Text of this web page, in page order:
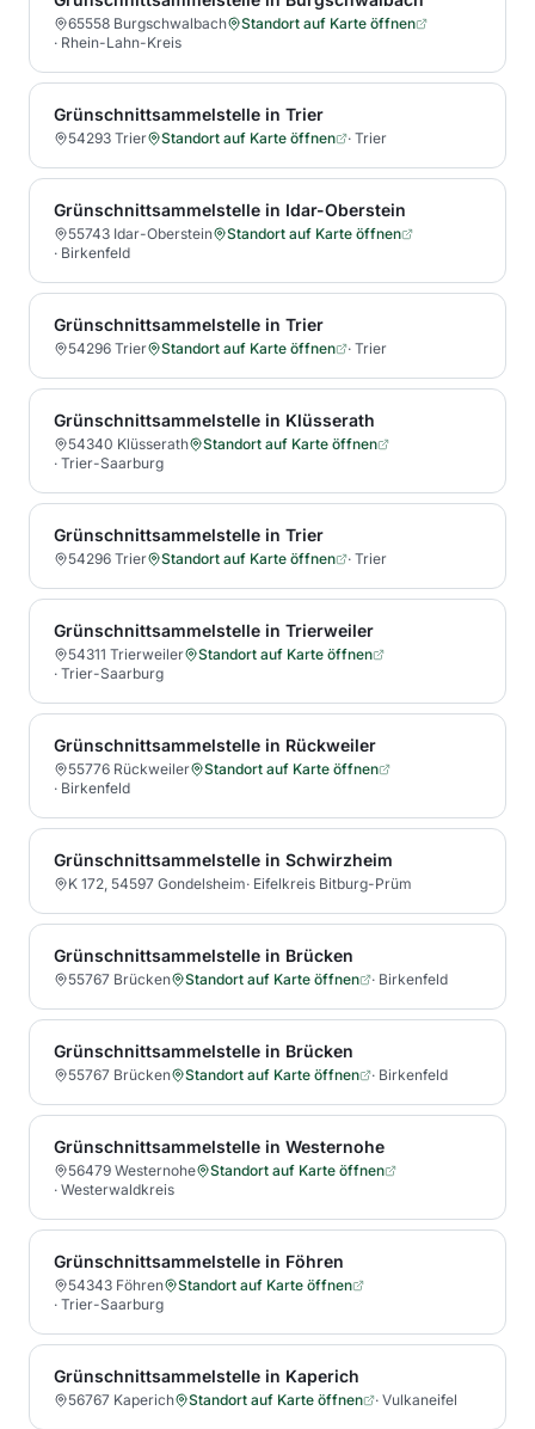
65558 Burgschwalbach
Standort auf Karte öffnen
· Rhein-Lahn-Kreis
Grünschnittsammelstelle in Trier
54293 Trier Standort auf Karte öffnen · Trier
Grünschnittsammelstelle in Idar-Oberstein
55743 Idar-Oberstein
Standort auf Karte öffnen
· Birkenfeld
Grünschnittsammelstelle in Trier
54296 Trier Standort auf Karte öffnen · Trier
Grünschnittsammelstelle in Klüsserath
54340 Klüsserath
Standort auf Karte öffnen
· Trier-Saarburg
Grünschnittsammelstelle in Trier
54296 Trier Standort auf Karte öffnen · Trier
Grünschnittsammelstelle in Trierweiler
54311 Trierweiler
Standort auf Karte öffnen
· Trier-Saarburg
Grünschnittsammelstelle in Rückweiler
55776 Rückweiler
Standort auf Karte öffnen
· Birkenfeld
Grünschnittsammelstelle in Schwirzheim
K 172, 54597 Gondelsheim· Eifelkreis Bitburg-Prüm
Grünschnittsammelstelle in Brücken
55767 Brücken Standort auf Karte öffnen · Birkenfeld
Grünschnittsammelstelle in Brücken
55767 Brücken Standort auf Karte öffnen · Birkenfeld
Grünschnittsammelstelle in Westernohe
56479 Westernohe
Standort auf Karte öffnen
· Westerwaldkreis
Grünschnittsammelstelle in Föhren
54343 Föhren
Standort auf Karte öffnen
· Trier-Saarburg
Grünschnittsammelstelle in Kaperich
56767 Kaperich Standort auf Karte öffnen · Vulkaneifel